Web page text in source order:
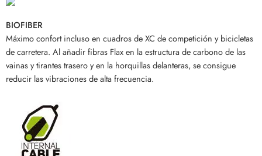
BIOFIBER
Máximo confort incluso en cuadros de XC de competición y bicicletas
de carretera. Al añadir fibras Flax en la estructura de carbono de las
vainas y tirantes trasero y en la horquillas delanteras, se consigue
reducir las vibraciones de alta frecuencia.